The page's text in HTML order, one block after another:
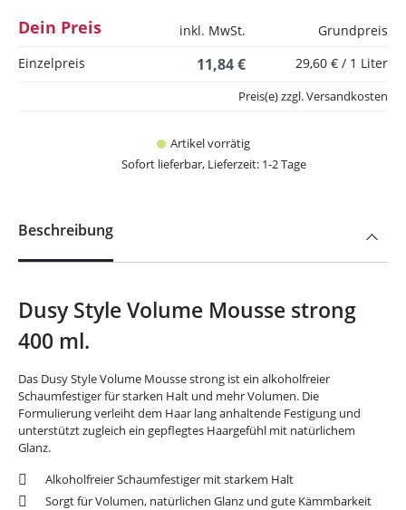
Dein Preis inkl. MwSt.
Grundpreis
Einzelpreis
11,84 € 29,60 € / 1 Liter
Artikel vorrätig
Sofort lieferbar, Lieferzeit: 1-2 Tage
Preis(e) zzgl. Versandkosten
Beschreibung
Dusy Style Volume Mousse strong
400 ml.
Das Dusy Style Volume Mousse strong ist ein alkoholfreier
Schaumfestiger für starken Halt und mehr Volumen. Die
Formulierung verleiht dem Haar lang anhaltende Festigung und
unterstützt zugleich ein gepflegtes Haargefühl mit natürlichem
Glanz.
Alkoholfreier Schaumfestiger mit starkem Halt
Sorgt für Volumen, natürlichen Glanz und gute Kämmbarkeit